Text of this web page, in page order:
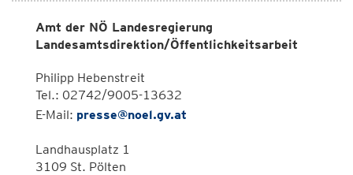
Amt der NÖ Landesregierung
Landesamtsdirektion/Öffentlichkeitsarbeit
Philipp Hebenstreit
Tel.: 02742/9005-13632
E-Mail: presse@noel.gv.at
Landhausplatz 1
3109 St. Pölten